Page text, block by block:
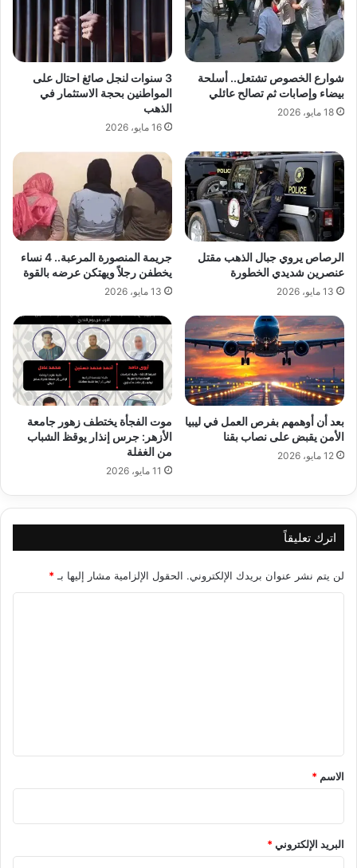
شوارع الخصوص تشتعل.. أسلحة
بيضاء وإصابات ثم تصالح عائلي
18 مايو، 2026
3 سنوات لنجل صائغ احتال على
المواطنين بحجة الاستثمار في
الذهب
16 مايو، 2026
الرصاص يروي جبال الذهب مقتل
عنصرين شديدي الخطورة
13 مايو، 2026
جريمة المنصورة المرعبة.. 4 نساء
يخطفن رجلاً ويهتكن عرضه بالقوة
13 مايو، 2026
بعد أن أوهمهم بفرص العمل في ليبيا
الأمن يقبض على نصاب بقنا
12 مايو، 2026
موت الفجأة يختطف زهور جامعة
الأزهر: جرس إنذار يوقظ الشباب
من الغفلة
11 مايو، 2026
اترك تعليقاً
لن يتم نشر عنوان بريدك الإلكتروني. الحقول الإلزامية مشار إليها بـ *
*
الاسم *
البريد الإلكتروني*